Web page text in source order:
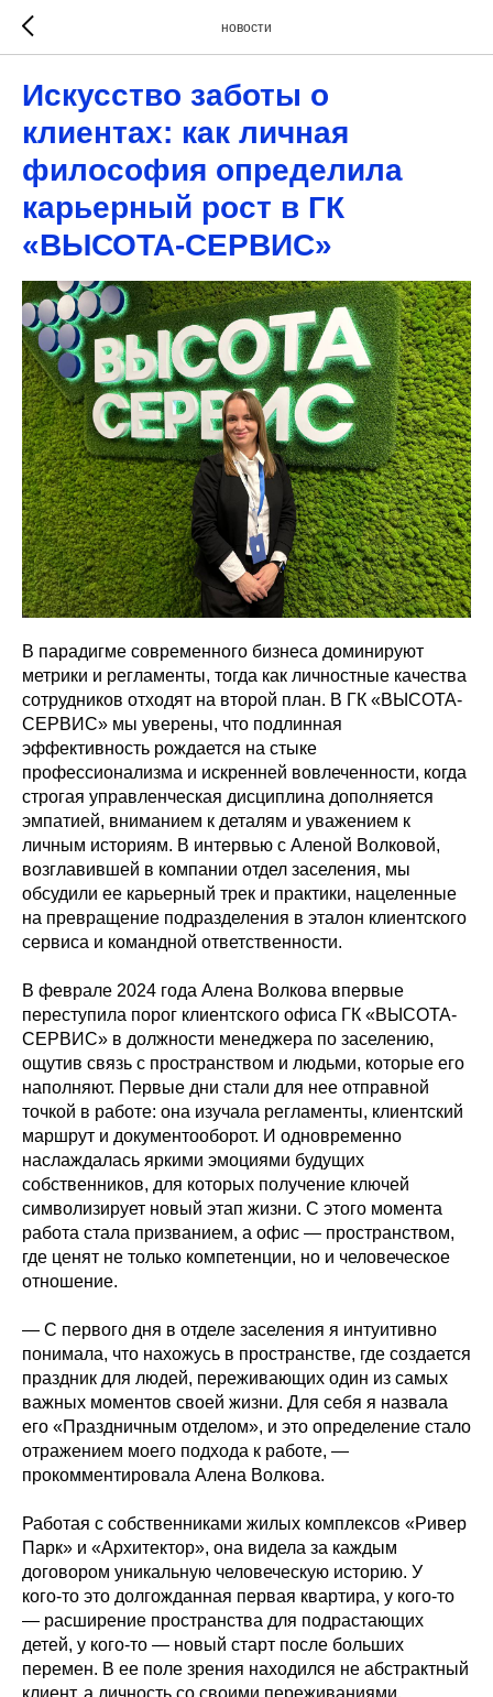
новости
Искусство заботы о
клиентах: как личная
философия определила
карьерный рост в ГК
«ВЫСОТА-СЕРВИС»
В парадигме современного бизнеса доминируют
метрики и регламенты, тогда как личностные качества
сотрудников отходят на второй план. В ГК «ВЫСОТА-
СЕРВИС» мы уверены, что подлинная
эффективность рождается на стыке
профессионализма и искренней вовлеченности, когда
строгая управленческая дисциплина дополняется
эмпатией, вниманием к деталям и уважением к
личным историям. В интервью с Аленой Волковой,
возглавившей в компании отдел заселения, мы
обсудили ее карьерный трек и практики, нацеленные
на превращение подразделения в эталон клиентского
сервиса и командной ответственности.
В феврале 2024 года Алена Волкова впервые
переступила порог клиентского офиса ГК «ВЫСОТА-
СЕРВИС» в должности менеджера по заселению,
ощутив связь с пространством и людьми, которые его
наполняют. Первые дни стали для нее отправной
точкой в работе: она изучала регламенты, клиентский
маршрут и документооборот. И одновременно
наслаждалась яркими эмоциями будущих
собственников, для которых получение ключей
символизирует новый этап жизни. С этого момента
работа стала призванием, а офис — пространством,
где ценят не только компетенции, но и человеческое
отношение.
— С первого дня в отделе заселения я интуитивно
понимала, что нахожусь в пространстве, где создается
праздник для людей, переживающих один из самых
важных моментов своей жизни. Для себя я назвала
его «Праздничным отделом», и это определение стало
отражением моего подхода к работе, —
прокомментировала Алена Волкова.
Работая с собственниками жилых комплексов «Ривер
Парк» и «Архитектор», она видела за каждым
договором уникальную человеческую историю. У
кого‑то это долгожданная первая квартира, у кого‑то
— расширение пространства для подрастающих
детей, у кого‑то — новый старт после больших
перемен. В ее поле зрения находился не абстрактный
клиент, а личность со своими переживаниями,